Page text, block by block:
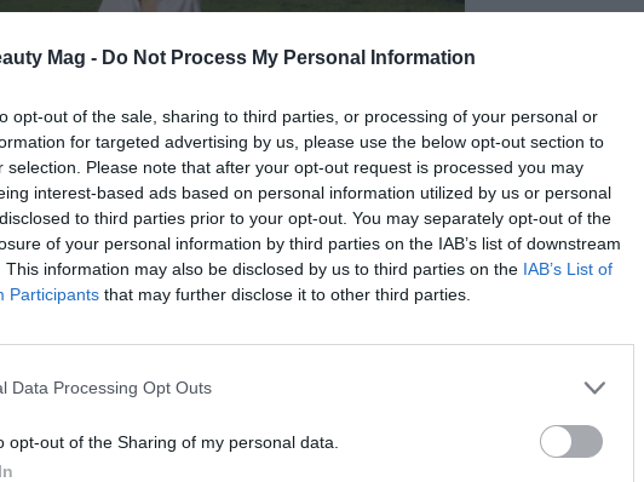
Mag - Do Not Process My Personal Information
opt-out of the sale, sharing to third parties, or processing of your personal or
for targeted advertising by us, please use the below opt-out section to
selection. Please note that after your opt-out request is processed you may
interest-based ads based on personal information utilized by us or personal
to third parties prior to your opt-out. You may separately opt-out of the
of your personal information by third parties on the IAB’s list of downstream
This information may also be disclosed by us to third parties on the IAB’s List of
Participants that may further disclose it to other third parties.
Data Processing Opt Outs
opt-out of the Sharing of my personal data.
importa